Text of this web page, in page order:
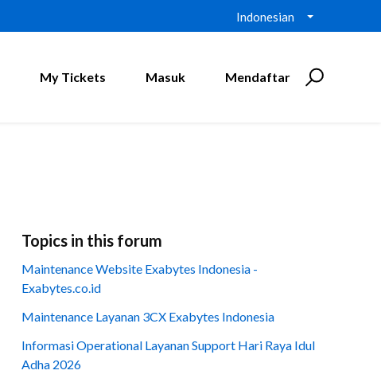
Indonesian
My Tickets Masuk Mendaftar
Topics in this forum
Maintenance Website Exabytes Indonesia -
Exabytes.co.id
Maintenance Layanan 3CX Exabytes Indonesia
Informasi Operational Layanan Support Hari Raya Idul
Adha 2026